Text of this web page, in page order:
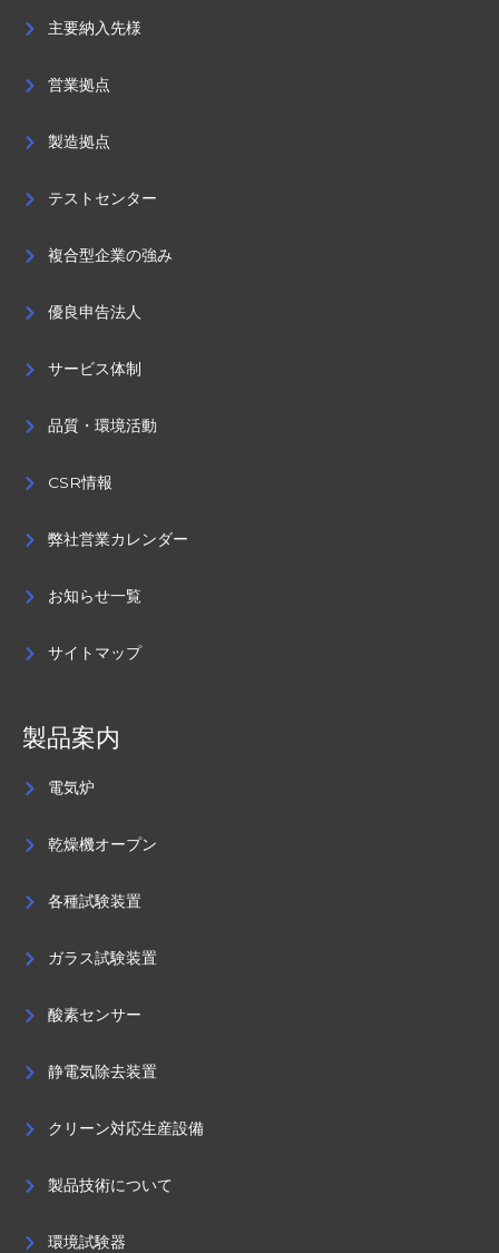
主要納入先様
営業拠点
製造拠点
テストセンター
複合型企業の強み
優良申告法人
サービス体制
品質・環境活動
CSR情報
弊社営業カレンダー
お知らせ一覧
サイトマップ
製品案内
電気炉
乾燥機オープン
各種試験装置
ガラス試験装置
酸素センサー
静電気除去装置
クリーン対応生産設備
製品技術について
環境試験器